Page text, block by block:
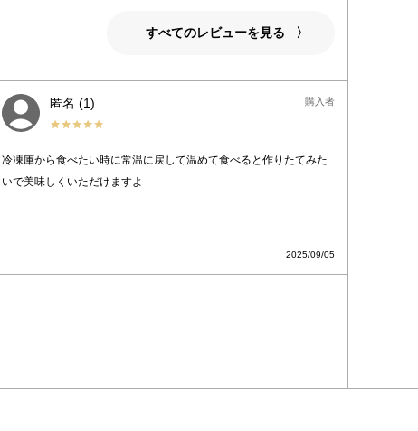
匿名 1 購入者
2025/09/05
冷凍庫から食べたい時に常温に戻して温めて食べると作りたてみた
いで美味しくいただけますよ
すべてのレビューを見る